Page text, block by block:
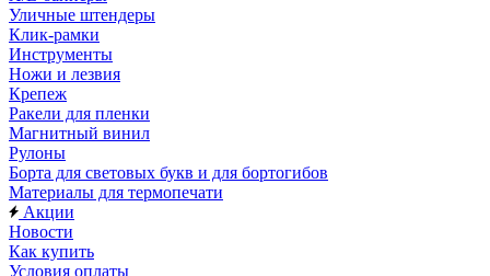
Уличные штендеры
Клик-рамки
Инструменты
Ножи и лезвия
Крепеж
Ракели для пленки
Магнитный винил
Рулоны
Борта для световых букв и для бортогибов
Материалы для термопечати
Акции
Новости
Как купить
Условия оплаты